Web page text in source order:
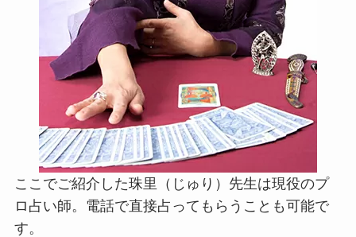
ここでご紹介した珠里（じゅり）先生は現役のプ
ロ占い師。電話で直接占ってもらうことも可能で
す。